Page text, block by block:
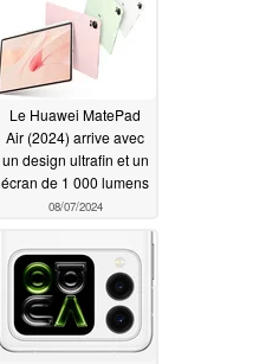
Le Huawei MatePad
Air (2024) arrive avec
un design ultrafin et un
écran de 1 000 lumens
08/07/2024